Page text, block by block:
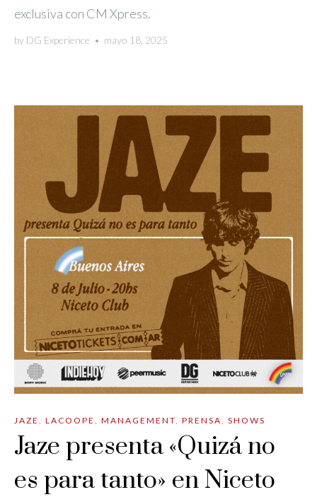
exclusiva con CM Xpress.
by DG Experience • mayo 18, 2025
JAZE , LACOOPE , MANAGEMENT, PRENSA, SHOWS
Jaze presenta «Quizá no
es para tanto» en Niceto